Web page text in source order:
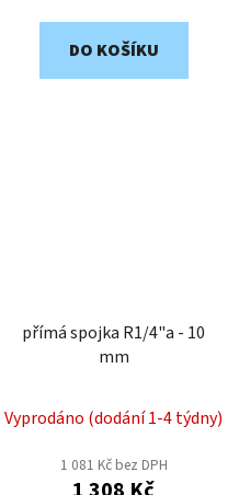
DO KOŠÍKU
přímá spojka R1/4"a - 10
mm
Vyprodáno (dodání 1-4 týdny)
1 081 Kč bez DPH